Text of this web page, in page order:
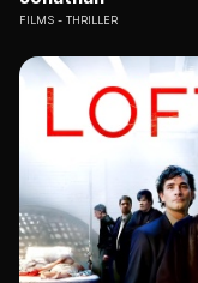
FILMS THRILLER